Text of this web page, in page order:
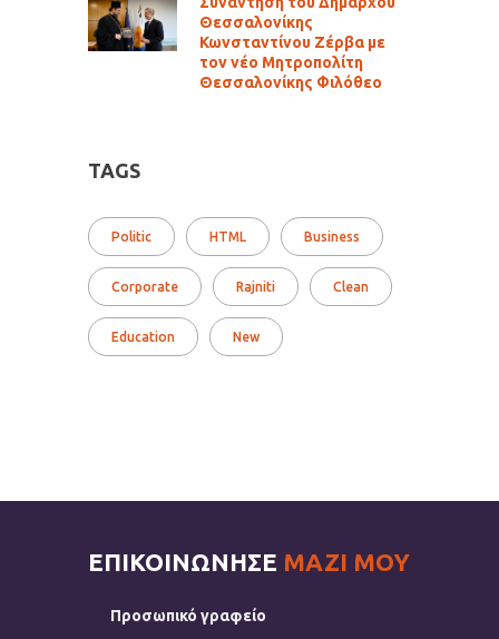
Θεσσαλονίκης
Κωνσταντίνου Ζέρβα με
τον νέο Μητροπολίτη
Θεσσαλονίκης Φιλόθεο
TAGS
Politic HTML Business
Corporate Rajniti Clean
Education New
ΕΠΙΚΟΙΝΩΝΗΣΕ ΜΑΖΙ ΜΟΥ
Προσωπικό γραφείο